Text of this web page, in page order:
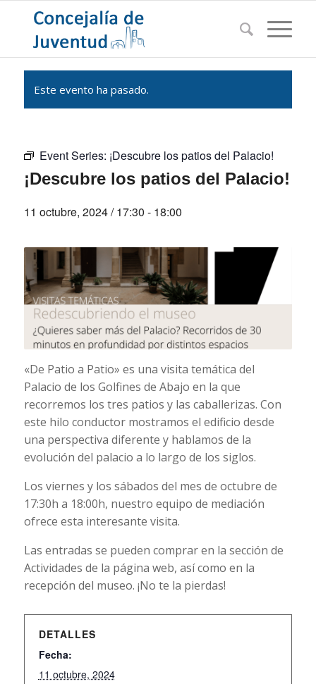
Este evento ha pasado.
Event Series: ¡Descubre los patios del Palacio!
¡Descubre los patios del Palacio!
11 octubre, 2024 / 17:30 - 18:00
«De Patio a Patio» es una visita temática del
Palacio de los Golfines de Abajo en la que
recorremos los tres patios y las caballerizas. Con
este hilo conductor mostramos el edificio desde
una perspectiva diferente y hablamos de la
evolución del palacio a lo largo de los siglos.
Los viernes y los sábados del mes de octubre de
17:30h a 18:00h, nuestro equipo de mediación
ofrece esta interesante visita.
Las entradas se pueden comprar en la sección de
Actividades de la página web, así como en la
recepción del museo. ¡No te la pierdas!
DETALLES
Fecha:
11 octubre, 2024